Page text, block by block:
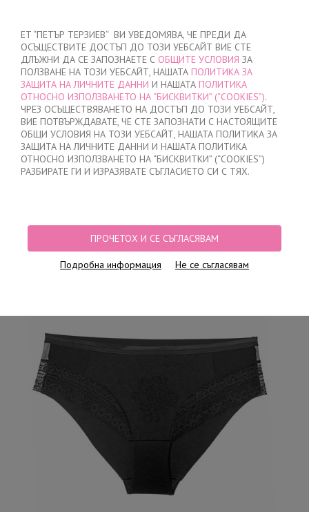
ET “ПЕТЪР ТЕРЗИЕВ“ ВИ УВЕДОМЯВА, ЧЕ ПРЕДИ ДА
ОСЪЩЕСТВИТЕ ДОСТЪП ДО ТОЗИ УЕБСАЙТ ВИЕ СТЕ
ДЛЪЖНИ ДА СЕ ЗАПОЗНАЕТЕ С ОБЩИТЕ УСЛОВИЯ ЗА
ПОЛЗВАНЕ НА ТОЗИ УЕБСАЙТ, НАШАТА ПОЛИТИКА ЗА
ЗАЩИТА НА ЛИЧНИТЕ ДАННИ И НАШАТА ПОЛИТИКА
ОТНОСНО ИЗПОЛЗВАНЕТО НА “БИСКВИТКИ” (“COOKIES”).
ЧРЕЗ ОСЪЩЕСТВЯВАНЕТО НА ДОСТЪП ДО ТОЗИ УЕБСАЙТ,
ВИЕ ПОТВЪРЖДАВАТЕ, ЧЕ СТЕ ЗАПОЗНАТИ С НАСТОЯЩИТЕ
ОБЩИ УСЛОВИЯ НА ТОЗИ УЕБСАЙТ, НАШАТА ПОЛИТИКА ЗА
ЗАЩИТА НА ЛИЧНИТЕ ДАННИ И НАШАТА ПОЛИТИКА
ОТНОСНО ИЗПОЛЗВАНЕТО НА “БИСКВИТКИ” (“COOKIES”)
РАЗБИРАТЕ ГИ И ИЗРАЗЯВАТЕ СЪГЛАСИЕТО СИ С ТЯХ.
ПРОЧЕТОХ И СЕ СЪГЛАСЯВАМ
Подробна информация Не се съгласявам
МОЯТА ПОРЪЧКА
няма добавени продукти
НАЧАЛО / ДАМСКО / БЕЛЬО / БИКИНИ / ЛАЗЕРНО РЯЗАНИ БИКИНИ
БИКИНИ ЛАЗЕРНО РЯЗАНИ, 0704, ЧЕРНО